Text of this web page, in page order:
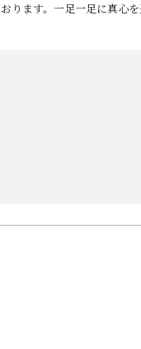
ります。一足一足に真心